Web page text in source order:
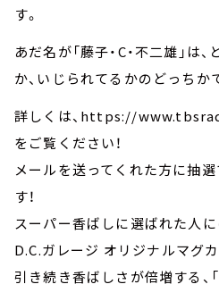
す。
あだ名が「藤子・C・不二雄」は
か、いじられてるかのどっちか
詳しくは、https://
をご覧ください！
メールを送ってくれた方に抽
す！
スーパー香ばしに選ばれた人に
D.C.ガレージ オリジナルマグ
引き続き香ばしさが倍増する、